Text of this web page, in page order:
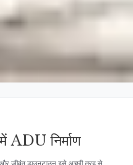
निर्माण
जीवंत डाउनटाउन इसे अच्छी तरह से